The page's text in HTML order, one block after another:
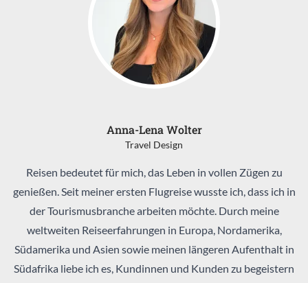
Anna-Lena Wolter
Travel Design
Reisen bedeutet für mich, das Leben in vollen Zügen zu
genießen. Seit meiner ersten Flugreise wusste ich, dass ich in
der Tourismusbranche arbeiten möchte. Durch meine
weltweiten Reiseerfahrungen in Europa, Nordamerika,
Südamerika und Asien sowie meinen längeren Aufenthalt in
Südafrika liebe ich es, Kundinnen und Kunden zu begeistern